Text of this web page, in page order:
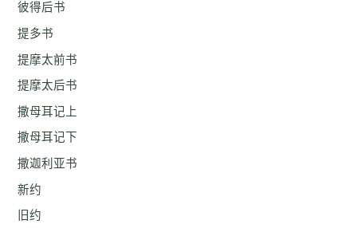
彼得后书
提多书
提摩太前书
提摩太后书
撒母耳记上
撒母耳记下
撒迦利亚书
新约
旧约